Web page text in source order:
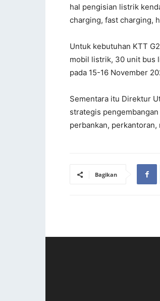
hal pengisian listrik
charging, fast charging,
Untuk kebutuhan KTT
mobil listrik, 30 unit bus
pada 15-16 November
Sementara itu Direktur
strategis
perbankan,
Bagikan